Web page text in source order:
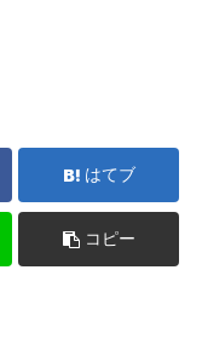
はてブ
コピー